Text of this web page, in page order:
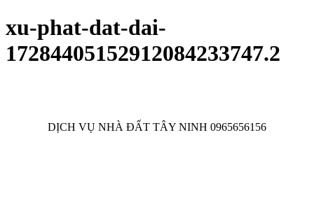
xu-phat-dat-dai-
17284405152912084233747.2
DỊCH VỤ NHÀ ĐẤT TÂY NINH 0965656156